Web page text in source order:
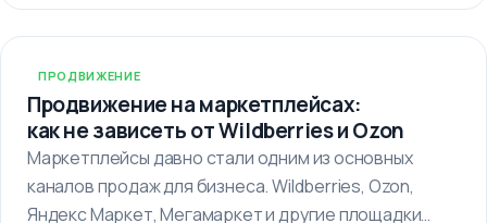
ПРОДВИЖЕНИЕ
Продвижение на маркетплейсах:
как не зависеть от Wildberries и Ozon
Маркетплейсы давно стали одним из основных
каналов продаж для бизнеса. Wildberries, Ozon,
Яндекс Маркет, Мегамаркет и другие площадки…